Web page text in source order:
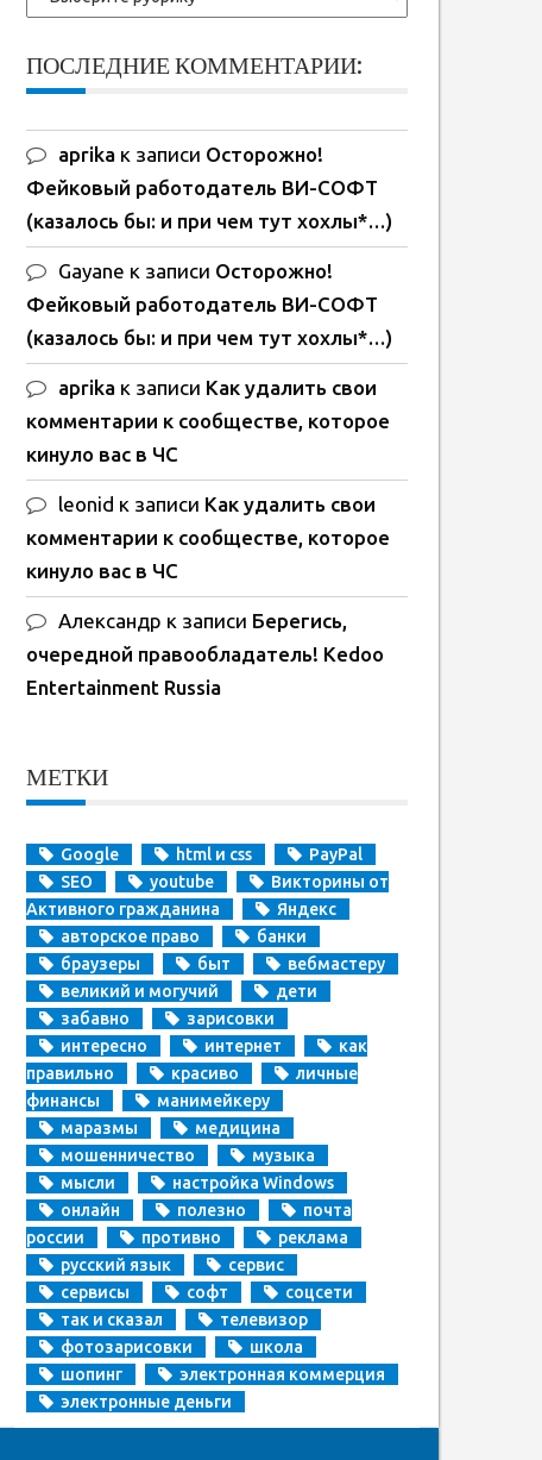
ПОСЛЕДНИЕ КОММЕНТАРИИ:
aprikaк записи Осторожно!
Фейковый работодатель ВИ-СОФТ
(казалось бы: и при чем тут хохлы*…)
Gayane к записи Осторожно!
Фейковый работодатель ВИ-СОФТ
(казалось бы: и при чем тут хохлы*…)
aprikaк записи Как удалить свои
комментарии к сообществе, которое
кинуло вас в ЧС
leonid к записи Как удалить свои
комментарии к сообществе, которое
кинуло вас в ЧС
Александр к записи Берегись,
очередной правообладатель! Kedoo
Entertainment Russia
МЕТКИ
Google html и css
PayPal
SEO
youtube
Викторины от
Активного гражданина
Яндекс
авторское право
банки
браузеры
быт
вебмастеру
великий и могучий
дети
забавно
зарисовки
интересно
интернет
как
правильно
красиво
личные
финансы
манимейкеру
маразмы
медицина
мошенничество
музыка
мысли
настройка Windows
онлайн
полезно
почта
россии
противно
реклама
русский язык
сервис
сервисы
софт
соцсети
так и сказал
телевизор
фотозарисовки
школа
шопинг
электронная коммерция
электронные деньги